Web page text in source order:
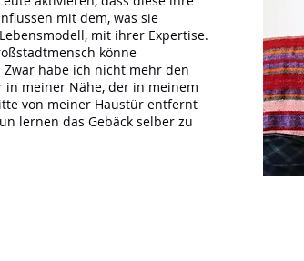
mit dem, was sie
mit ihrer Expertise.
könne
habe ich nicht mehr den
in meiner Nähe, der in meinem
von meiner Haustür entfernt
lernen das Gebäck selber zu